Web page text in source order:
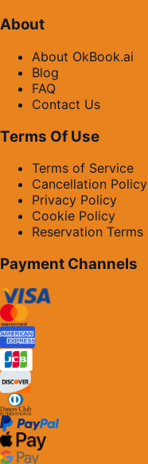
About
About OkBook.ai
Blog
FAQ
Contact Us
Terms Of Use
Terms of Service
Cancellation Policy
Privacy Policy
Cookie Policy
Reservation Terms
Payment Channels